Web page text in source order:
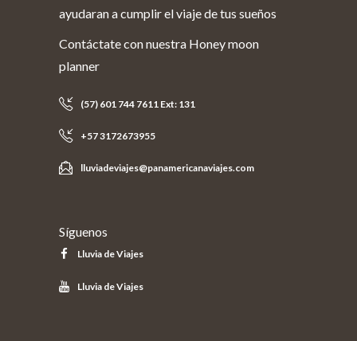
ayudaran a cumplir el viaje de tus sueños
Contáctate con nuestra Honey moon
planner
(57) 601 744 7611 Ext: 131
+57 3172673955
lluviadeviajes@panamericanaviajes.com
Síguenos
Lluvia de Viajes
Lluvia de Viajes